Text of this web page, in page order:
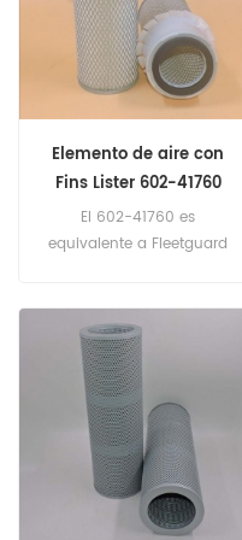
Elemento de aire con
Fins Lister 602-41760
60241760
El 602-41760 es
equivalente a Fleetguard
2103129, Case 542276,
Caterpillar 9Y6839, Clark
1642645. Número de parte:
602-41760, 60241760
Nombre de parte: filtro de
aire Marca: Lister